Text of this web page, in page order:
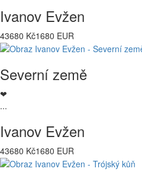
Ivanov Evžen
43680 Kč1680 EUR
Severní země
❤
...
Ivanov Evžen
43680 Kč1680 EUR